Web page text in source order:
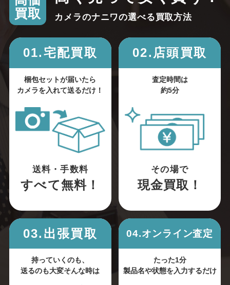
買取
カメラのナニワの選べる買取方法
01.宅配買取
梱包セットが届いたら
カメラを入れて送るだけ！
送料・手数料
すべて無料！
02.店頭買取
査定時間は
約5分
その場で
現金買取！
03.出張買取
持っていくのも、
送るのも大変そんな時は
04.オンライン査定
たった1分
製品名や状態を入力するだけ